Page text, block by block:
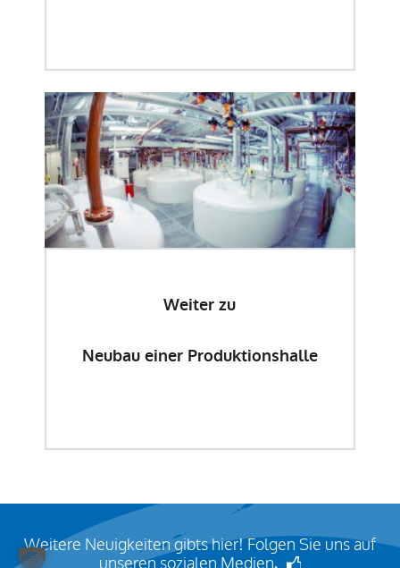
Weiter zu
Neubau einer Produktionshalle
Weitere Neuigkeiten gibts hier! Folgen Sie uns auf
unseren sozialen Medien.